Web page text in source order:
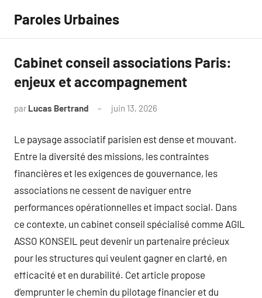
contenu
Paroles Urbaines
Cabinet conseil associations Paris:
enjeux et accompagnement
par Lucas Bertrand juin 13, 2026
Le paysage associatif parisien est dense et mouvant.
Entre la diversité des missions, les contraintes
financières et les exigences de gouvernance, les
associations ne cessent de naviguer entre
performances opérationnelles et impact social. Dans
ce contexte, un cabinet conseil spécialisé comme AGIL
ASSO KONSEIL peut devenir un partenaire précieux
pour les structures qui veulent gagner en clarté, en
efficacité et en durabilité. Cet article propose
d’emprunter le chemin du pilotage financier et du